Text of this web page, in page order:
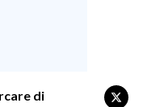
di